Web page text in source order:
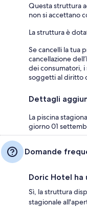
Questa struttura
non si accettano
La struttura è
Se cancelli la tua
cancellazione
dei consumatori,
soggetti al diritto
Dettagli
La piscina
giorno 01
Domande
Doric Hotel ha
Sì, la struttura
stagionale